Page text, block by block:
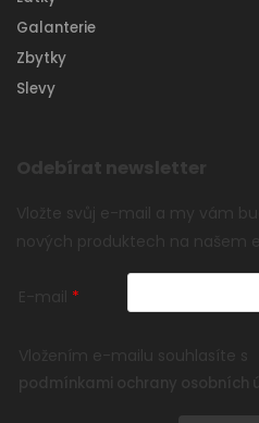
Galanterie
Zbytky
Slevy
Odebírat newsletter
Vložte svůj e-mail a my vám
nových produktech na našem
E-mail
Vložením e-mailu souhlasíte s
podmínkami ochrany osobních